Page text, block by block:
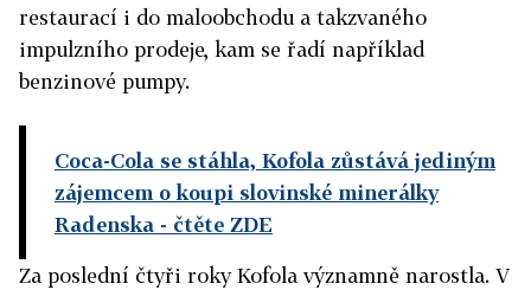
restaurací i do maloobchodu a takzvaného
impulzního prodeje, kam se řadí například
benzinové pumpy.
Coca-Cola se stáhla, Kofola zůstává jediným
zájemcem o koupi slovinské minerálky
Radenska - čtěte ZDE
Za poslední čtyři roky Kofola významně narostla. V